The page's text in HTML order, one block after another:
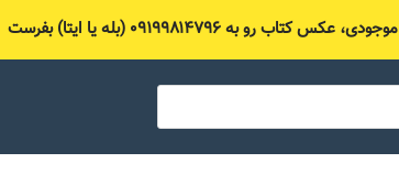
کتاب رو به ۰۹۱۹۹۸۱۴۷۹۶ (بله یا ایتا) بفرست